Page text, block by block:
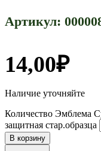
Артикул:
14,00₽
Наличие уточняйте
Количество Эмблема
защитная стар.образца
В корзину